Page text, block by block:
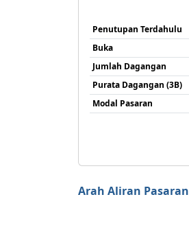
Penutupan Terdahulu
Buka
Jumlah Dagangan
Purata Dagangan (3B)
Modal Pasaran
Arah Aliran Pasaran